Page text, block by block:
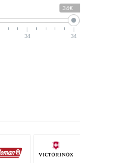
34€
34 34